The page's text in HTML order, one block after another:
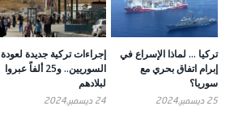
تركيا … لماذا الإسراع في
إبرام اتفاق بحري مع
سوريا؟
25 ديسمبر,2024
إجراءات تركية جديدة لعودة
السوريين.. و25 ألفاً عبروا
لبلادهم
24 ديسمبر,2024